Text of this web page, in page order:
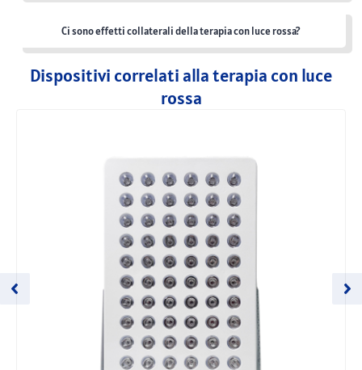
Ci sono effetti collaterali della terapia con luce rossa?
Dispositivi correlati alla terapia con luce
rossa